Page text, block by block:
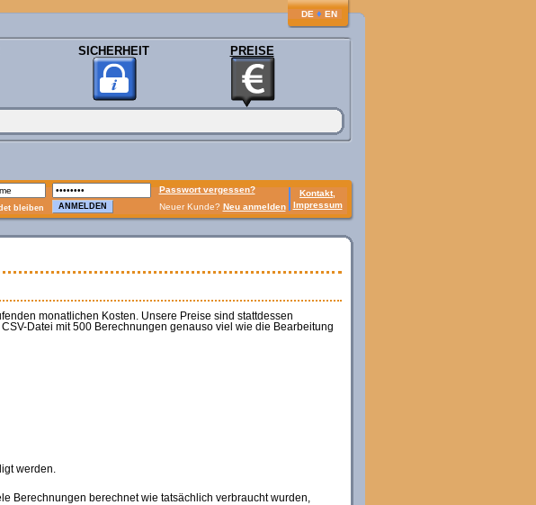
DE ♦ EN
SICHERHEIT PREISE
Passwort vergessen?
Kontakt,
Impressum
bleiben Neuer Kunde? Neu anmelden
monatlichen Kosten. Unsere Preise sind stattdessen
Datei mit 500 Berechnungen genauso viel wie die Bearbeitung
werden.
Berechnungen berechnet wie tatsächlich verbraucht wurden,